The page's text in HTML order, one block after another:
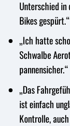
Unterschied in
Bikes gespürt.“
„Ich hatte
Schwalbe
pannensicher.“
„Das
ist einfach
Kontrolle,